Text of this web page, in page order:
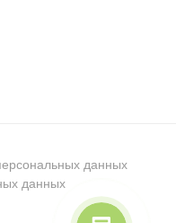
данных
данных